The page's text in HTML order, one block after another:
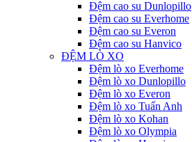
Đệm cao su Dunlopillo
Đệm cao su Everhome
Đệm cao su Everon
Đệm cao su Hanvico
ĐỆM LÒ XO
Đệm lò xo Everhome
Đệm lò xo Dunlopillo
Đệm lò xo Everon
Đệm lò xo Tuấn Anh
Đệm lò xo Kohan
Đệm lò xo Olympia